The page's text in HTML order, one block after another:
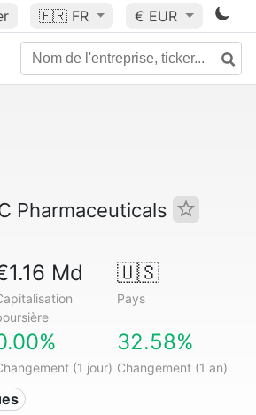
🇫🇷 FR € EUR
Pharmaceuticals
Md 🇺🇸
Pays
(1 jour)
32.58%
Changement (1 an)